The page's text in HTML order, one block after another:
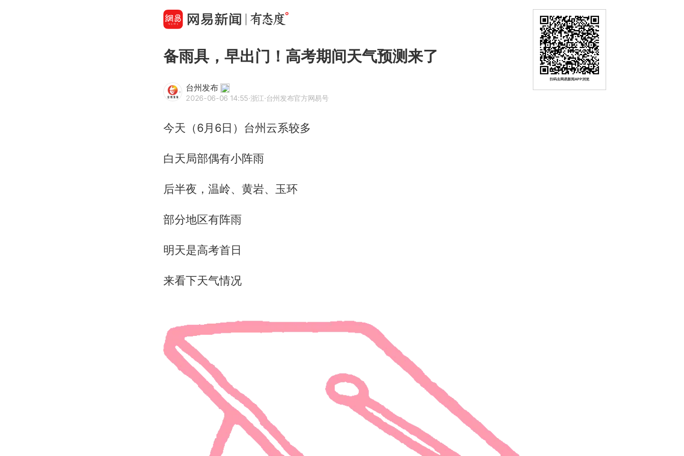
备雨具，早出门！高考期间天气预测来了
台州发布
2026-06-06 14:55·浙江·台州发布官方网易号
今天（6月6日）台州云系较多
白天局部偶有小阵雨
后半夜，温岭、黄岩、玉环
部分地区有阵雨
明天是高考首日
来看下天气情况
扫码去网易新闻APP浏览